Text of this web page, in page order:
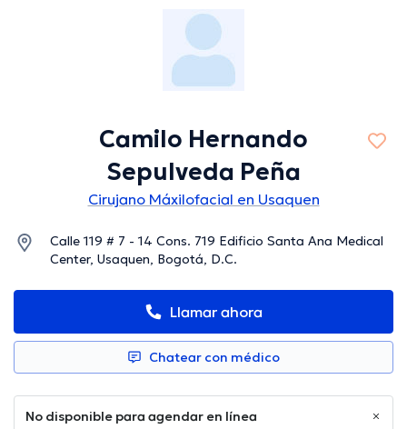
Camilo Hernando
Sepulveda Peña
Cirujano Máxilofacial en Usaquen
Calle 119 # 7 - 14 Cons. 719 Edificio Santa Ana Medical
Center, Usaquen, Bogotá, D.C.
Llamar ahora
Chatear con médico
No disponible para agendar en línea